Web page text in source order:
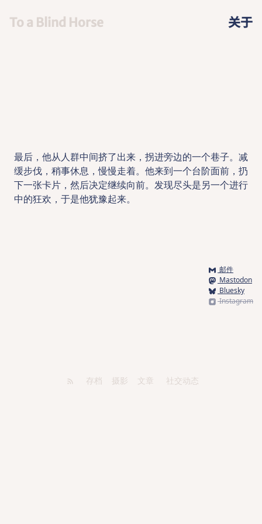
To a Blind Horse 关于
最后，他从人群中间挤了出来，拐进旁边的一个巷子。减
缓步伐，稍事休息，慢慢走着。他来到一个台阶面前，扔
下一张卡片，然后决定继续向前。发现尽头是另一个进行
中的狂欢，于是他犹豫起来。
邮件
Mastodon
Bluesky
Instagram
存档 摄影 文章 社交动态